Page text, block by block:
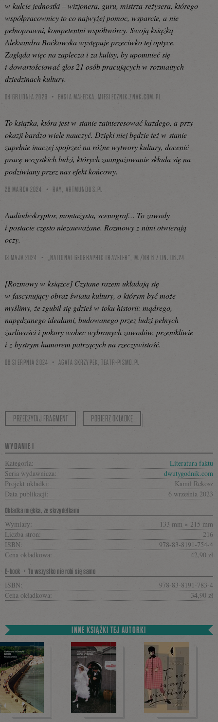
w kulcie jednostki – wizjonera, guru, mistrza-reżysera, którego
współpracownicy to co najwyżej pomoc, wsparcie, a nie
pełnoprawni, kompetentni współtwórcy. Swoją książką
Aleksandra Boćkowska występuje przeciwko tej optyce.
Zagląda więc na zaplecza i za kulisy, by upomnieć się
i dowartościować głos 21 osób pracujących w rozmaitych
dziedzinach kultury.
04 GRUDNIA 2023 BASIA MAŁECKA, MIESIECZNIK.ZNAK.COM.PL
To książka, która jest w stanie zainteresować każdego, a przy
okazji bardzo wiele nauczyć. Dzięki niej będzie też w stanie
zupełnie inaczej spojrzeć na różne wytwory kultury, docenić
pracę wszystkich ludzi, których zaangażowanie składa się na
podziwiany przez nas efekt końcowy.
26 MARCA 2024 RAY, ARTMUNDUS.PL
Audiodeskryptor, montażysta, scenograf… To zawody
i postacie często niezauważane. Rozmowy z nimi otwierają
oczy.
13 MAJA 2024 „NATIONAL GEOGRAPHIC TRAVELER”, M./NR 6 Z DN. 06.24
[Rozmowy w książce] Czytane razem układają się
w fascynujący obraz świata kultury, o którym być może
myślimy, że zgubił się gdzieś w toku historii: mądrego,
napędzanego ideałami, budowanego przez ludzi pełnych
żarliwości i pokory wobec wybranych zawodów, przenikliwie
i z bystrym humorem patrzących na rzeczywistość.
06 SIERPNIA 2024 AGATA SKRZYPEK,TEATR-PISMO.PL
PRZECZYTAJ FRAGMENT POBIERZ OKŁADKĘ
WYDANIE I
Kategoria:
Literatura faktu
Seria wydawnicza:
dwutygodnik.com
Projekt okładki:
Kamil Rekosz
Data publikacji:
6 września 2023
Okładka miękka, ze skrzydełkami
Wymiary:
133 mm × 215 mm
Liczba stron:
216
ISBN:
978-83-8191-754-4
Cena okładkowa:
42,90 zł
E-book・To wszystko nie robi się samo
ISBN:
978-83-8191-783-4
Cena okładkowa:
34,90 zł
INNE KSIĄŻKI TEJ AUTORKI